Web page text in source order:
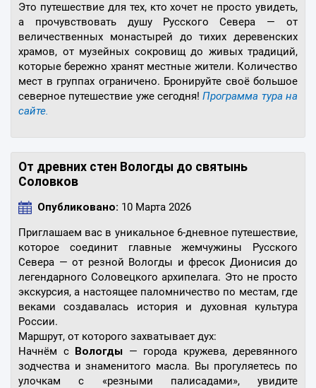
Это путешествие для тех, кто хочет не просто увидеть,
а прочувствовать душу Русского Севера — от
величественных монастырей до тихих деревенских
храмов, от музейных сокровищ до живых традиций,
которые бережно хранят местные жители. Количество
мест в группах ограничено. Бронируйте своё большое
северное путешествие уже сегодня!Программа тура на
сайте.
От древних стен Вологды до святынь
Соловков
Опубликовано: 10 Марта 2026
Приглашаем вас в уникальное 6-дневное путешествие,
которое соединит главные жемчужины Русского
Севера — от резной Вологды и фресок Дионисия до
легендарного Соловецкого архипелага. Это не просто
экскурсия, а настоящее паломничество по местам, где
веками создавалась история и духовная культура
России.
Маршрут, от которого захватывает дух:
Начнём с Вологды — города кружева, деревянного
зодчества и знаменитого масла. Вы прогуляетесь по
улочкам с «резными палисадами», увидите